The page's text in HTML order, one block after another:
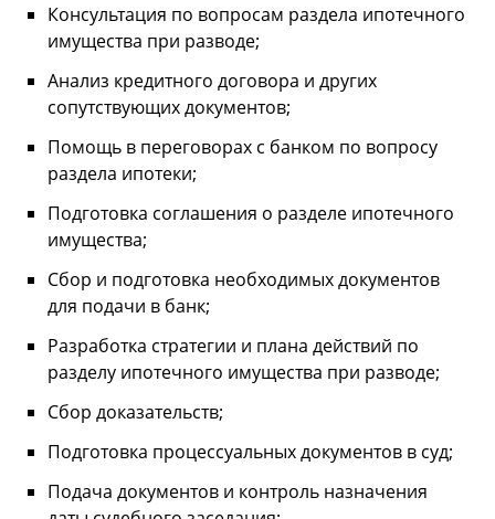
Консультация по вопросам раздела ипотечного
имущества при разводе;
Анализ кредитного договора и других
сопутствующих документов;
Помощь в переговорах с банком по вопросу
раздела ипотеки;
Подготовка соглашения о разделе ипотечного
имущества;
Сбор и подготовка необходимых документов
для подачи в банк;
Разработка стратегии и плана действий по
разделу ипотечного имущества при разводе;
Сбор доказательств;
Подготовка процессуальных документов в суд;
Подача документов и контроль назначения